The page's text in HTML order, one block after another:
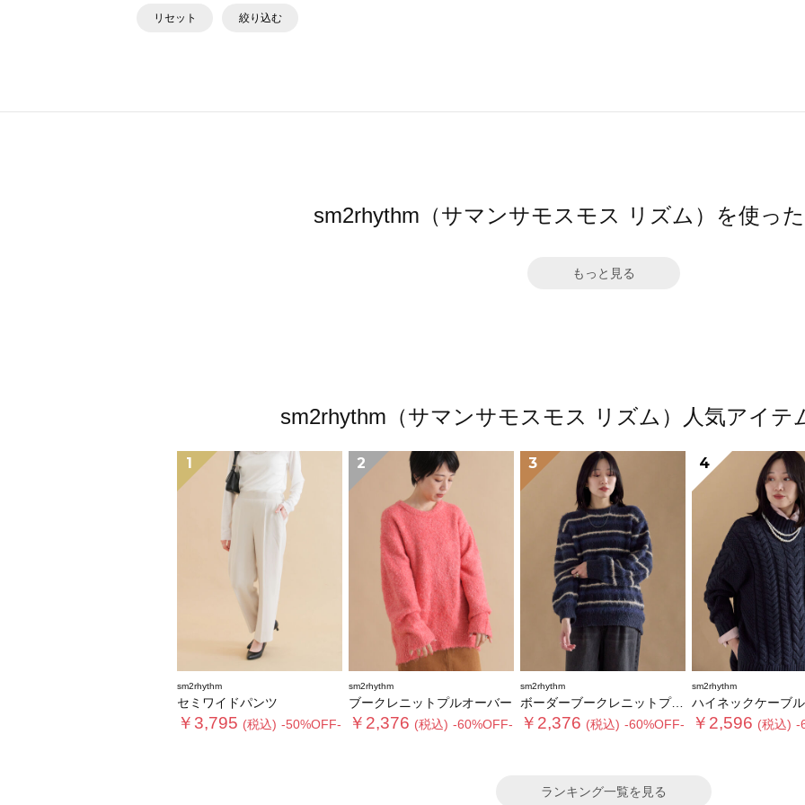
リセット 絞り込む
sm2rhythm（サマンサモスモス リズム）を使っ
もっと見る
sm2rhythm（サマンサモスモス リズム）人気アイテ
1
sm2rhythm
セミワイドパンツ
￥3,795 (税込) -50%OFF-
2
sm2rhythm
ブークレニットプルオーバー
￥2,376 (税込) -60%OFF-
3
sm2rhythm
ボーダーブークレニットプルオーバー
￥2,376 (税込) -60%OFF-
4
sm2rhythm
ハイネックケーブルニットプ
￥2,596 (税込) -
ランキング一覧を見る